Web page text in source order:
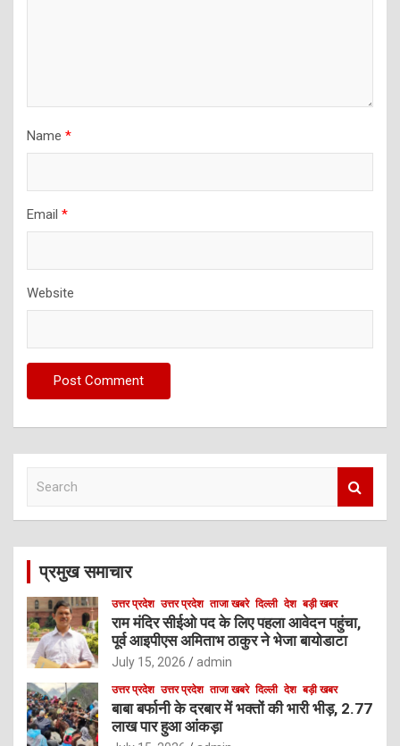
Name *
Email *
Website
c
प्रमुख समाचार
उत्तर प्रदेश उत्तर प्रदेश ताजा खबरे दिल्ली देश बड़ी खबर
राम मंदिर सीईओ पद के लिए पहला आवेदन पहुंचा,
पूर्व आइपीएस अमिताभ ठाकुर ने भेजा बायोडाटा
July 15, 2026 admin
उत्तर प्रदेश उत्तर प्रदेश ताजा खबरे दिल्ली देश बड़ी खबर
बाबा बर्फानी के दरबार में भक्तों की भारी भीड़, 2.77
लाख पार हुआ आंकड़ा